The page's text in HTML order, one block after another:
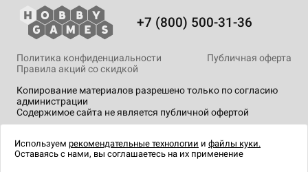
+7 (800) 500-31-36
Копирование материалов разрешено только по согласию
администрации
Содержимое сайта не является публичной офертой
Политика конфиденциальности
Публичная оферта
Правила акций со скидкой
технологии .
Используем рекомендательные технологии и файлы куки.
Оставаясь с нами, вы соглашаетесь на их применение